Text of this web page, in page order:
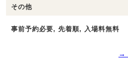
その他
事前予約必要, 先着順, 入場料無料
→